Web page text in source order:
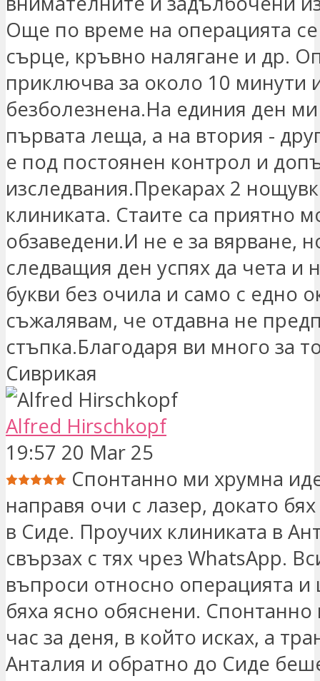
Още по време на операцията
сърце, кръвно налягане и др.
приключва за около 10 минути
безболезнена.На единия ден
първата леща, а на втория -
е под постоянен контрол и
изследвания.Прекарах 2
клиниката. Стаите са приятно
обзаведени.И не е за вярване,
следващия ден успях да чета и
букви без очила и само с едно
съжалявам, че отдавна не
стъпка.Благодаря ви много за
Сиврикая
Alfred Hirschkopf
19:57 20 Mar 25
Спонтанно ми хрумна
направя очи с лазер, докато
в Сиде. Проучих клиниката в
свързах с тях чрез WhatsApp.
въпроси относно операцията и
бяха ясно обяснени. Спонтанно
час за деня, в който исках, а
Анталия и обратно до Сиде